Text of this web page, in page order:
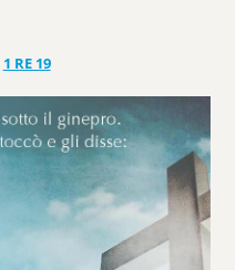
1 RE 19